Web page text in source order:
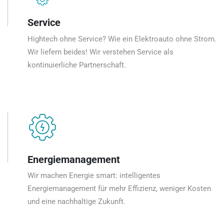
Service
Hightech ohne Service? Wie ein Elektroauto ohne Strom.
Wir liefern beides! Wir verstehen Service als
kontinuierliche Partnerschaft.
Energiemanagement
Wir machen Energie smart: intelligentes
Energiemanagement für mehr Effizienz, weniger Kosten
und eine nachhaltige Zukunft.